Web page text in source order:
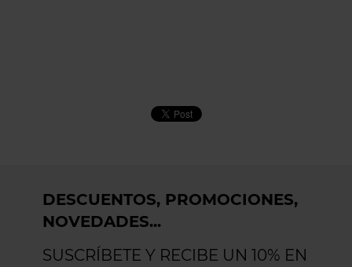
DESCUENTOS, PROMOCIONES,
NOVEDADES...
SUSCRÍBETE Y RECIBE UN 10% EN